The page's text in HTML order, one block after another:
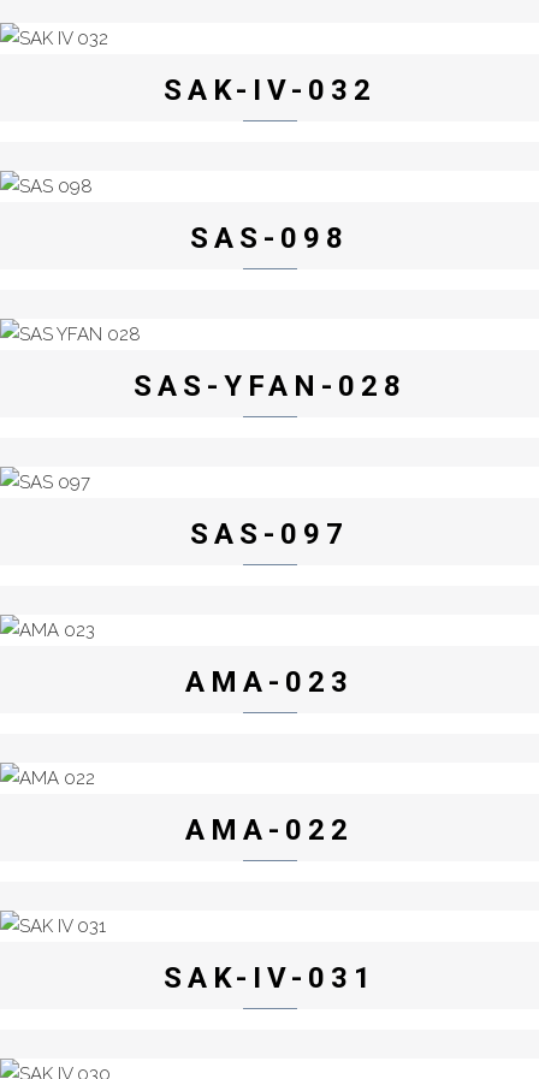
SAK-IV-032
SAS-098
SAS-YFAN-028
SAS-097
AMA-023
AMA-022
SAK-IV-031